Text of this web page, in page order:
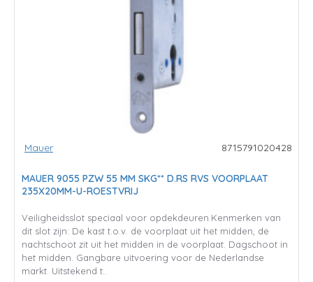
Mauer 8715791020428
MAUER 9055 PZW 55 MM SKG** D.RS RVS VOORPLAAT
235X20MM-U-ROESTVRIJ
Veiligheidsslot speciaal voor opdekdeuren.Kenmerken van
dit slot zijn: De kast t.o.v. de voorplaat uit het midden, de
nachtschoot zit uit het midden in de voorplaat. Dagschoot in
het midden. Gangbare uitvoering voor de Nederlandse
markt. Uitstekend t..